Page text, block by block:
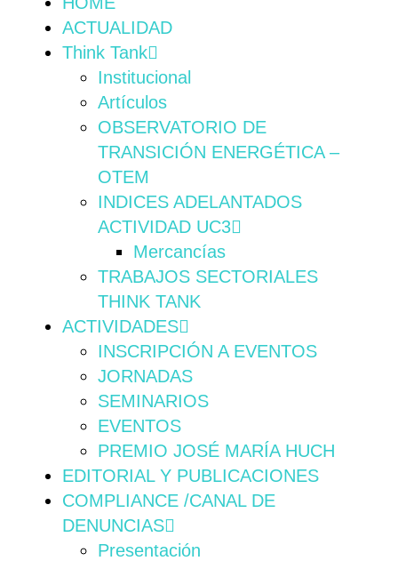
ACTUALIDAD
Think Tank
Institucional
Artículos
OBSERVATORIO DE
TRANSICIÓN ENERGÉTICA –
OTEM
INDICES ADELANTADOS
ACTIVIDAD UC3
Mercancías
TRABAJOS SECTORIALES
THINK TANK
ACTIVIDADES
INSCRIPCIÓN A EVENTOS
JORNADAS
SEMINARIOS
EVENTOS
PREMIO JOSÉ MARÍA HUCH
EDITORIAL Y PUBLICACIONES
COMPLIANCE /CANAL DE
DENUNCIAS
Presentación